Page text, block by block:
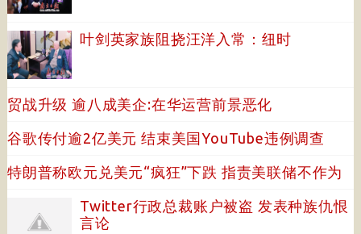
叶剑英家族阻挠汪洋入常：纽时
贸战升级 逾八成美企:在华运营前景恶化
谷歌传付逾2亿美元 结束美国YouTube违例调查
特朗普称欧元兑美元“疯狂”下跌 指责美联储不作为
Twitter行政总裁账户被盗 发表种族仇恨
言论